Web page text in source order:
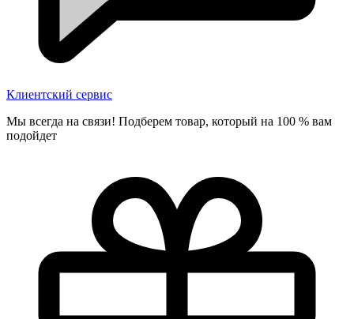
Клиентский сервис
Мы всегда на связи! Подберем товар, который на 100 % вам
подойдет